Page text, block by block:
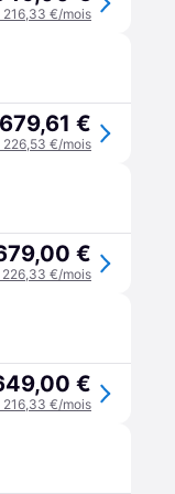
216,33 €/mois
679,61 €
226,53 €/mois
€
226,33 €/mois
€
216,33 €/mois